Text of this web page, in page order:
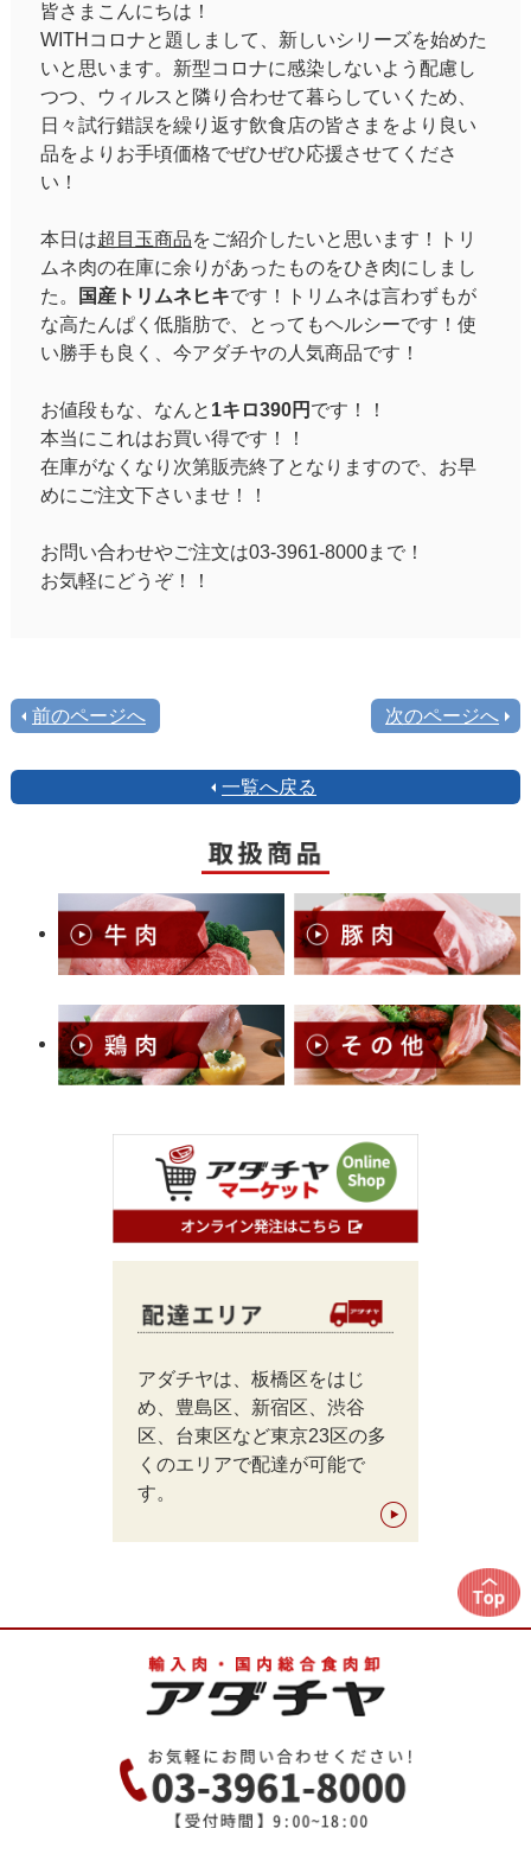
皆さまこんにちは！
WITHコロナと題しまして、新しいシリーズを始めた
いと思います。新型コロナに感染しないよう配慮し
つつ、ウィルスと隣り合わせて暮らしていくため、
日々試行錯誤を繰り返す飲食店の皆さまをより良い
品をよりお手頃価格でぜひぜひ応援させてくださ
い！
本日は超目玉商品をご紹介したいと思います！トリ
ムネ肉の在庫に余りがあったものをひき肉にしまし
た。
国産トリムネヒキです！トリムネは言わずもが
な高たんぱく低脂肪で、とってもヘルシーです！使
い勝手も良く、今アダチヤの人気商品です！
お値段もな、なんと 1キロ390円 です！！
本当にこれはお買い得です！！
在庫がなくなり次第販売終了となりますので、お早
めにご注文下さいませ！！
お問い合わせやご注文は03-3961-8000まで！
お気軽にどうぞ！！
前のページへ 次のページへ
一覧へ戻る
アダチヤは、板橋区をはじ
め、豊島区、新宿区、渋谷
区、台東区など東京23区の多
くのエリアで配達が可能で
す。